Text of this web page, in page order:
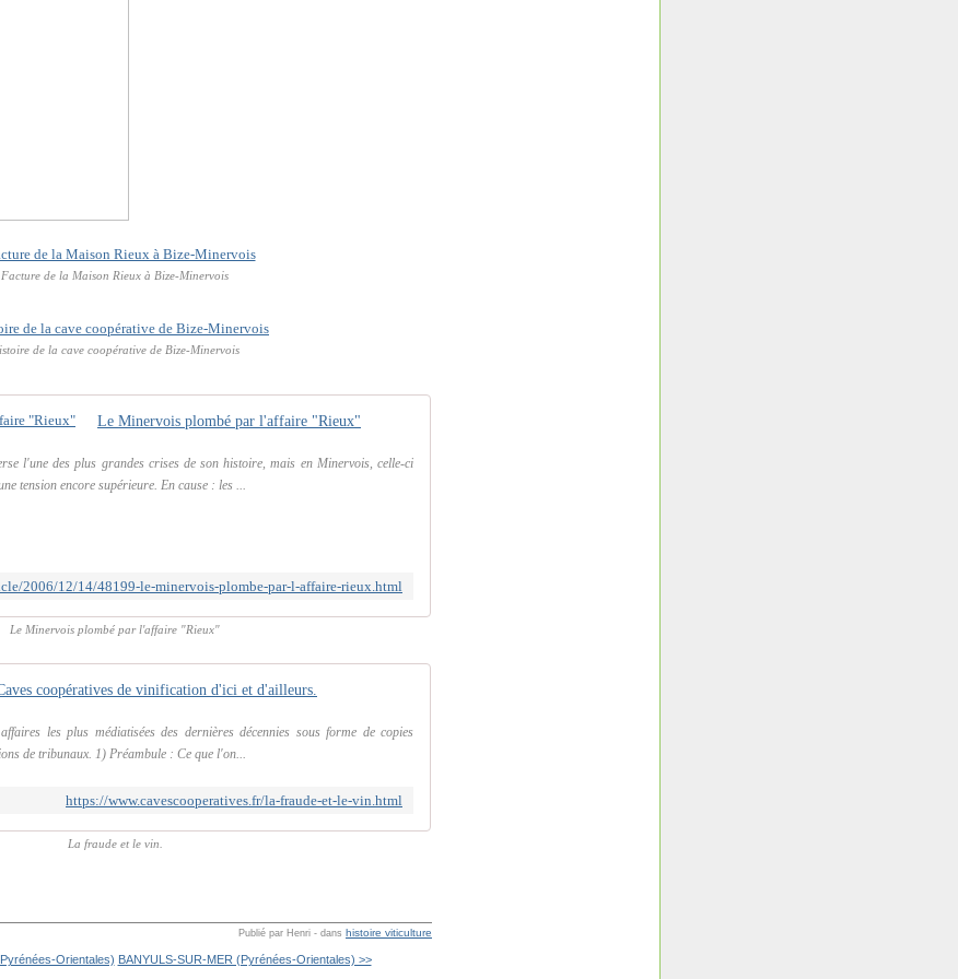
Facture de la Maison Rieux à Bize-Minervois
de la cave coopérative de Bize-Minervois
Le Minervois plombé par l'affaire "Rieux"
l'une des plus grandes crises de son histoire, mais en Minervois, celle-ci
tension encore supérieure. En cause : les ...
2006/12/14/48199-le-minervois-plombe-par-l-affaire-rieux.html
Le Minervois plombé par l'affaire "Rieux"
coopératives de vinification d'ici et d'ailleurs.
les plus médiatisées des dernières décennies sous forme de copies
de tribunaux. 1) Préambule : Ce que l'on...
https://www.cavescooperatives.fr/la-fraude-et-le-vin.html
La fraude et le vin.
Publié par Henri - dans histoire viticulture
Orientales) BANYULS-SUR-MER (Pyrénées-Orientales) >>